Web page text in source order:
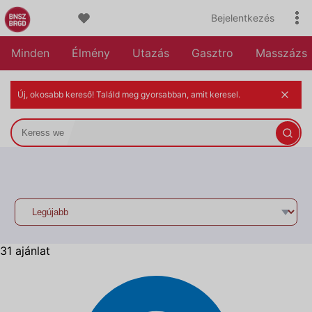
Bejelentkezés
Minden Élmény Utazás Gasztro Masszázs
Új, okosabb kereső! Találd meg gyorsabban, amit keresel.
31 ajánlat